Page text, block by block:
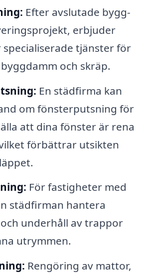
Efter avslutade bygg-
erbjuder
tjänster för
och skräp.
En städfirma kan
om fönsterputsning för
att dina fönster är rena
förbättrar utsikten
För fastigheter med
städfirman hantera
underhåll av trappor
utrymmen.
Rengöring av mattor,